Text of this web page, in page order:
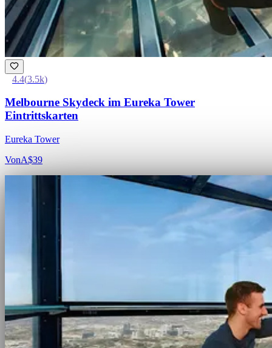
4.4(3.5k)
Melbourne Skydeck im Eureka Tower
Eintrittskarten
Eureka Tower
VonA$39